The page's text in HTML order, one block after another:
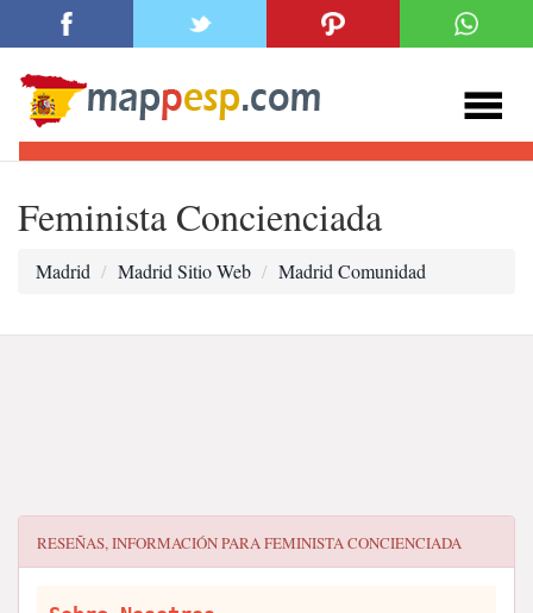
Feminista Concienciada
Madrid Madrid Sitio Web Madrid Comunidad
RESEÑAS, INFORMACIÓN PARAFEMINISTA CONCIENCIADA